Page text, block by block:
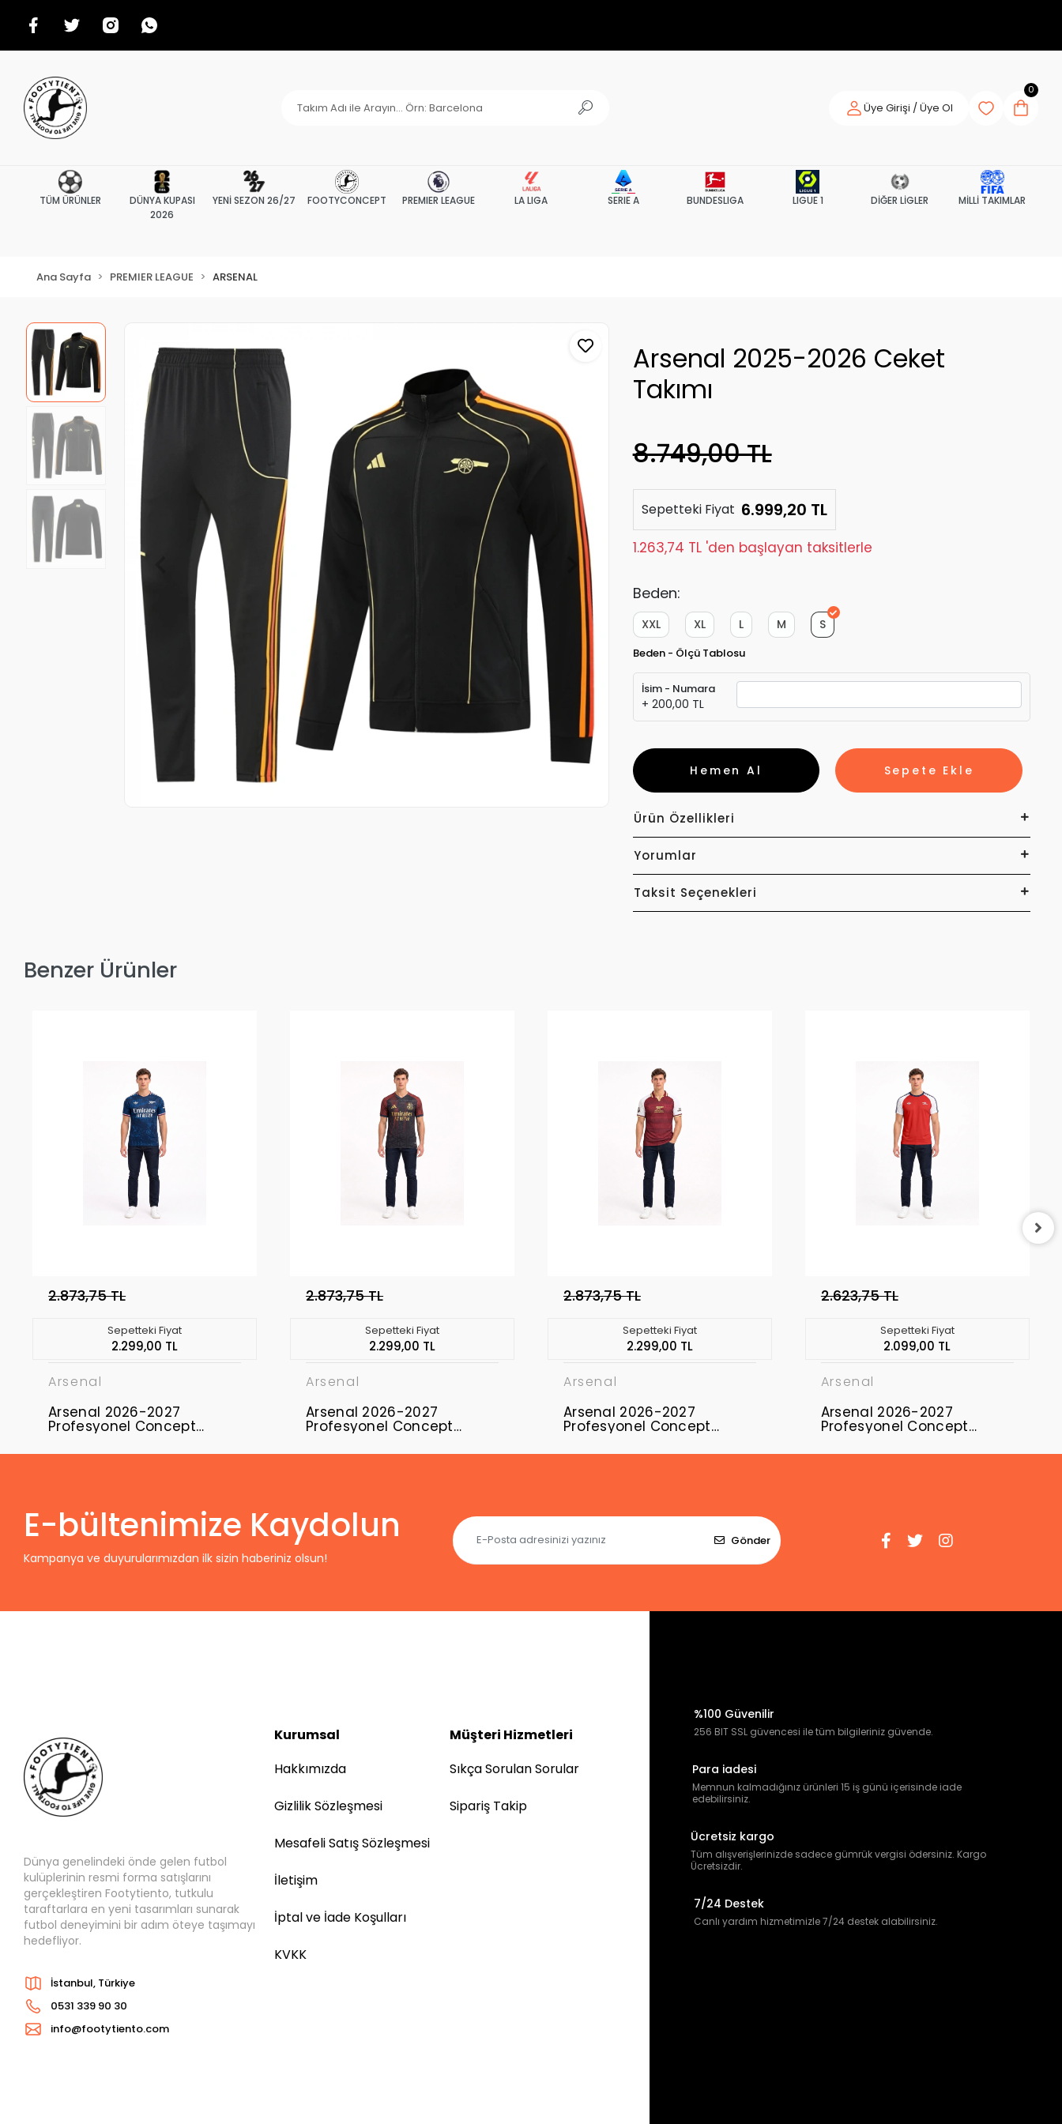
Üye Girişi / Üye Ol
0
TÜM ÜRÜNLER
DÜNYA KUPASI
2026
YENİ SEZON 26/27 FOOTYCONCEPT PREMIER LEAGUE LA LIGA SERIE A BUNDESLIGA LIGUE 1 DİĞER LİGLER MİLLİ TAKIMLAR
Ana Sayfa PREMIER LEAGUE ARSENAL
Arsenal 2025-2026 Ceket
Takımı
8.749,00 TL
Sepetteki Fiyat 6.999,20 TL
1.263,74 TL 'den başlayan taksitlerle
Beden:
S
M
L
XL
XXL
Beden - Ölçü Tablosu
İsim - Numara
+ 200,00 TL
Sepete Ekle
Hemen Al
Ürün Özellikleri
Yorumlar
Taksit Seçenekleri
Benzer Ürünler
2.873,75 TL
Sepetteki Fiyat
2.299,00 TL
Arsenal
Arsenal 2026-2027
Profesyonel Concept
2.873,75 TL
Sepetteki Fiyat
2.299,00 TL
Arsenal
Arsenal 2026-2027
Profesyonel Concept
2.873,75 TL
Sepetteki Fiyat
2.299,00 TL
Arsenal
Arsenal 2026-2027
Profesyonel Concept
2.623,75 TL
Sepetteki Fiyat
2.099,00 TL
Arsenal
Arsenal 2026-2027
Profesyonel Concept
E-bültenimize Kaydolun
Kampanya ve duyurularımızdan ilk sizin haberiniz olsun!
Gönder
Dünya genelindeki önde gelen futbol
kulüplerinin resmi forma satışlarını
gerçekleştiren Footytiento, tutkulu
taraftarlara en yeni tasarımları sunarak
futbol deneyimini bir adım öteye taşımayı
hedefliyor.
İstanbul, Türkiye
0531 339 90 30
info@footytiento.com
Kurumsal
Hakkımızda
Gizlilik Sözleşmesi
Mesafeli Satış Sözleşmesi
İletişim
İptal ve İade Koşulları
KVKK
Müşteri Hizmetleri
Sıkça Sorulan Sorular
Sipariş Takip
%100 Güvenilir
256 BIT SSL güvencesi ile tüm bilgileriniz güvende.
Para iadesi
Memnun kalmadığınız ürünleri 15 iş günü içerisinde iade
edebilirsiniz.
Ücretsiz kargo
Tüm alışverişlerinizde sadece gümrük vergisi ödersiniz. Kargo
Ücretsizdir.
7/24 Destek
Canlı yardım hizmetimizle 7/24 destek alabilirsiniz.